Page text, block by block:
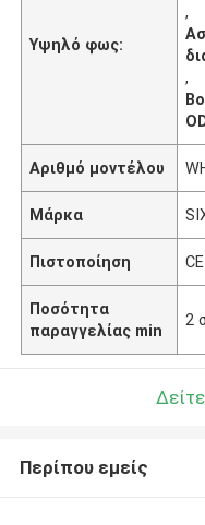
Υψηλό φως:
,
,
Αριθμό μοντέλου
Μάρκα
Πιστοποίηση
Ποσότητα
παραγγελίας min
2
Περίπου εμείς